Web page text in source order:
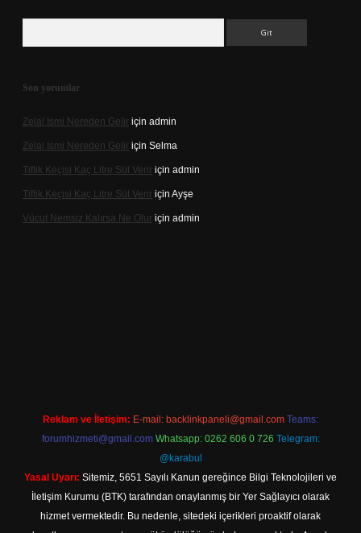
Son yorumlar
Zelal Ismi Nereden Gelir için admin
Zelal Ismi Nereden Gelir için Selma
Tiftik Keçisi Kaç Litre Süt Verir için admin
Tiftik Keçisi Kaç Litre Süt Verir için Ayşe
Vücut Nemsiz Kalırsa Ne Olur için admin
Reklam ve İletişim: E-mail: backlinkpaneli@gmail.com Teams:
forumhizmeti@gmail.com Whatsapp: 0262 606 0 726 Telegram:
@karabul
Yasal Uyarı: Sitemiz, 5651 Sayılı Kanun gereğince Bilgi Teknolojileri ve
İletişim Kurumu (BTK) tarafından onaylanmış bir Yer Sağlayıcı olarak
hizmet vermektedir. Bu nedenle, sitedeki içerikleri proaktif olarak